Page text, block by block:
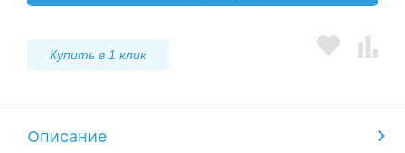
Купить в 1 клик
Описание